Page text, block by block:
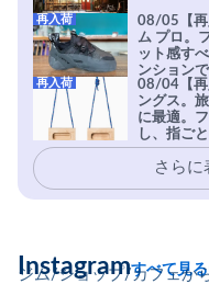
08/05【再
ム プロ。
ット感す
ンション
実現。進
を凌駕す
安心感。
再入荷
08/04【再
ングス。
に最適。
し、指ご
イマーの
再入荷
さらに
ジム/ショップ/カフェか
Instagramすべて見る